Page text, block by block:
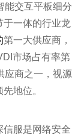
能交互平板细分
于一体的行业龙
第一大供应商，
市场占有率第
应商之一，视源
地位。
信服是网络安全